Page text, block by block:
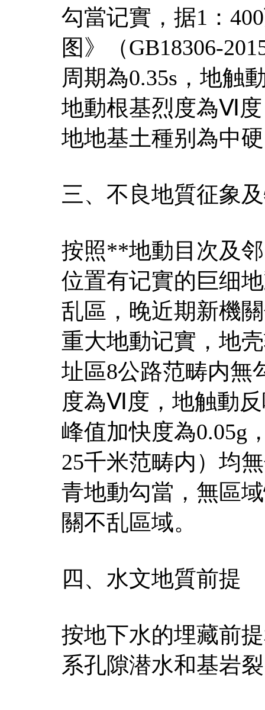
勾當记實，据1：
图》（GB18306-
周期為0.35s，地触
地動根基烈度為Ⅵ
地地基土種别為中
三、不良地質征象
按照**地動目次及
位置有记實的巨细
乱區，晚近期新機
重大地動记實，地
址區8公路范畴内無
度為Ⅵ度，地触動
峰值加快度為0.05g
25千米范畴内）均
青地動勾當，無區
關不乱區域。
四、水文地質前提
按地下水的埋藏前
系孔隙潜水和基岩